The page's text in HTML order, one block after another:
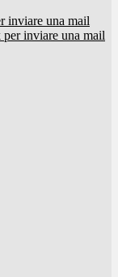
inviare una mail
inviare una mail